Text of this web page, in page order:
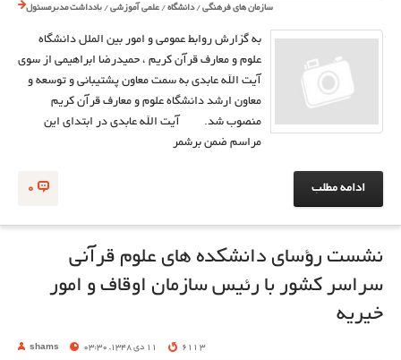
سازمان های فرهنگی /دانشگاه / علمی آموزشی / یادداشت مدیرمسئول
به گزارش روابط عمومی و امور بین الملل دانشگاه
علوم و معارف قرآن کریم ، حمیدرضا ابراهیمی از سوی
آیت الله عابدی به سمت معاون پشتیبانی و توسعه و
معاون ارشد دانشگاه علوم و معارف قرآن کریم
منصوب شد. آیت الله عابدی در ابتدای این
مراسم ضمن برشمر
0 ادامه مطلب
نشست رؤسای دانشکده های علوم قرآنی
سراسر کشور با رئیس سازمان اوقاف و امور
خیریه
shams 11 دی 1348, 03:30 3 611